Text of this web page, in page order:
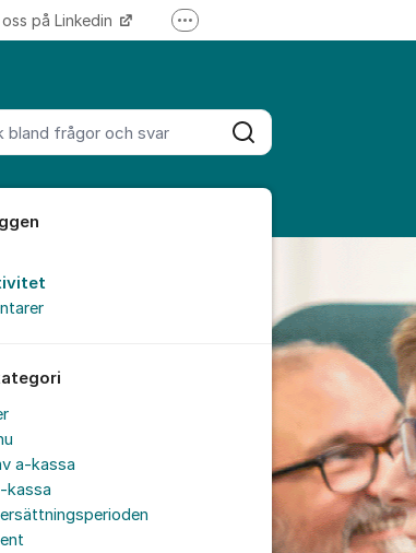
alla inlägg
Sök
på Linkedin Fler supportlänkar
a-kassa
kassa